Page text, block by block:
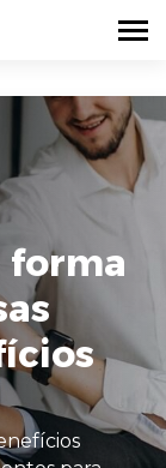
forma